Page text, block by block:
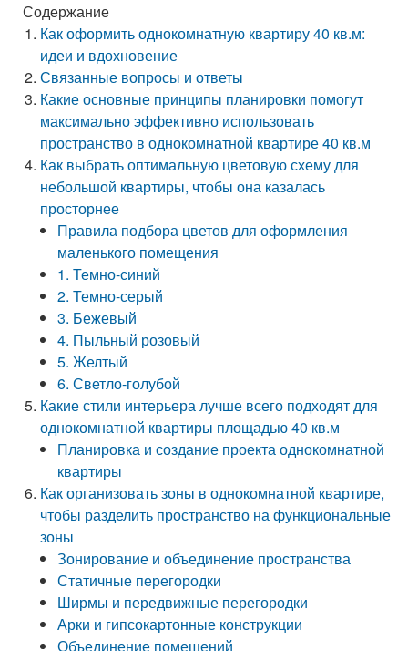
Содержание
Как оформить однокомнатную квартиру 40 кв.м:
идеи и вдохновение
Связанные вопросы и ответы
Какие основные принципы планировки помогут
максимально эффективно использовать
пространство в однокомнатной квартире 40 кв.м
Как выбрать оптимальную цветовую схему для
небольшой квартиры, чтобы она казалась
просторнее
Правила подбора цветов для оформления
маленького помещения
1. Темно-синий
2. Темно-серый
3. Бежевый
4. Пыльный розовый
5. Желтый
6. Светло-голубой
Какие стили интерьера лучше всего подходят для
однокомнатной квартиры площадью 40 кв.м
Планировка и создание проекта однокомнатной
квартиры
Как организовать зоны в однокомнатной квартире,
чтобы разделить пространство на функциональные
зоны
Зонирование и объединение пространства
Статичные перегородки
Ширмы и передвижные перегородки
Арки и гипсокартонные конструкции
Объединение помещений